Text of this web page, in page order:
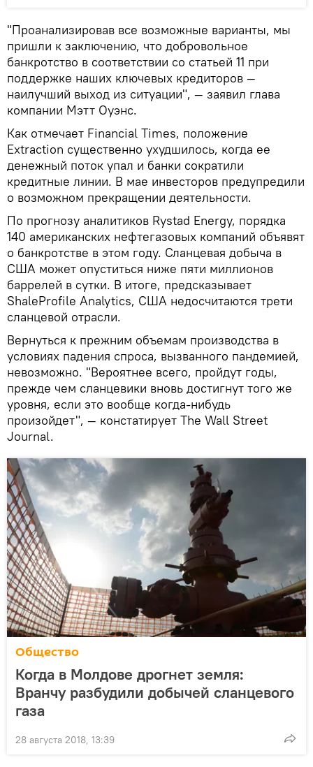
"Проанализировав все возможные варианты, мы
пришли к заключению, что добровольное
банкротство в соответствии со статьей 11 при
поддержке наших ключевых кредиторов —
наилучший выход из ситуации", — заявил глава
компании Мэтт Оуэнс.
Как отмечает Financial Times, положение
Extraction существенно ухудшилось, когда ее
денежный поток упал и банки сократили
кредитные линии. В мае инвесторов предупредили
о возможном прекращении деятельности.
По прогнозу аналитиков Rystad Energy, порядка
140 американских нефтегазовых компаний объявят
о банкротстве в этом году. Сланцевая добыча в
США может опуститься ниже пяти миллионов
баррелей в сутки. В итоге, предсказывает
ShaleProfile Analytics, США недосчитаются трети
сланцевой отрасли.
Вернуться к прежним объемам производства в
условиях падения спроса, вызванного пандемией,
невозможно. "Вероятнее всего, пройдут годы,
прежде чем сланцевики вновь достигнут того же
уровня, если это вообще когда-нибудь
произойдет", — констатирует The Wall Street
Journal.
Общество
Когда в Молдове дрогнет земля:
Вранчу разбудили добычей сланцевого
газа
28 августа 2018, 13:39